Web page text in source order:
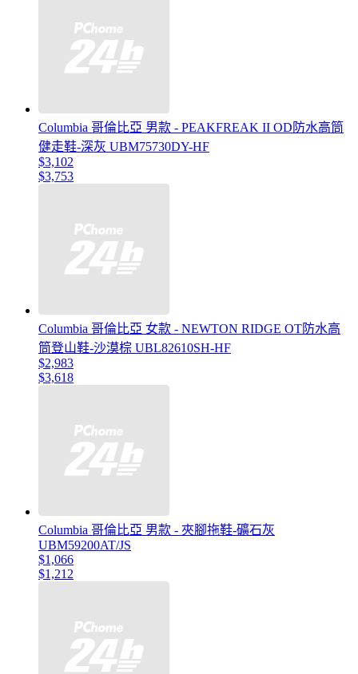
Columbia 哥倫比亞 男款 - PEAKFREAK II OD防水高筒
健走鞋-深灰 UBM75730DY-HF
$3,102
$3,753
Columbia 哥倫比亞 女款 - NEWTON RIDGE OT防水高
筒登山鞋-沙漠棕 UBL82610SH-HF
$2,983
$3,618
Columbia 哥倫比亞 男款 - 夾腳拖鞋-礦石灰
UBM59200AT/JS
$1,066
$1,212